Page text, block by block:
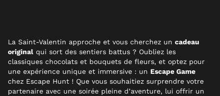
La Saint-Valentin approche et vous cherchez un cadeau
original qui sort des sentiers battus ? Oubliez les
classiques chocolats et bouquets de fleurs, et optez pour
une expérience unique et immersive : un Escape Game
chez Escape Hunt ! Que vous souhaitiez surprendre votre
partenaire avec une soirée pleine d’aventure, lui offrir un